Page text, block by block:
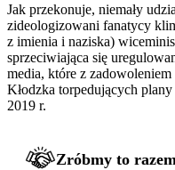
Jak przekonuje, niemały
zideologizowani fanatycy
z imienia i naziska)
sprzeciwiająca się
media, które z zadowoleniem
Kłodzka torpedujących
2019 r.
Zróbmy to